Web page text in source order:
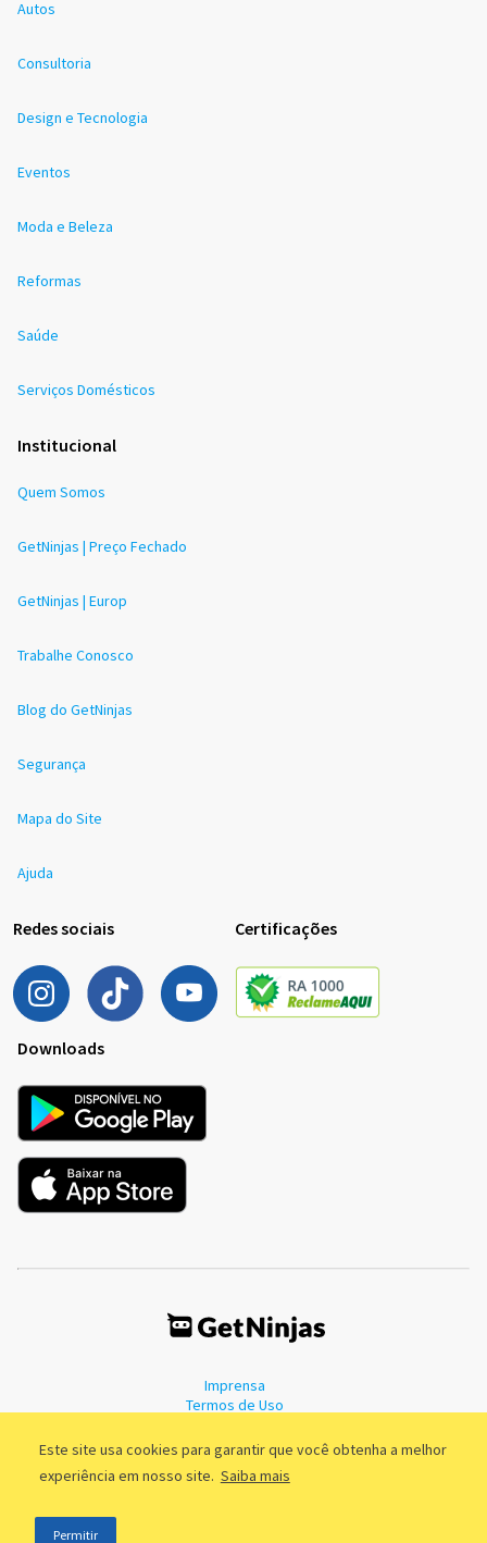
Este site usa cookies para garantir que você obtenha a melhor
experiência em nosso site. Saiba mais
Permitir
Autos
Consultoria
Design e Tecnologia
Eventos
Moda e Beleza
Reformas
Saúde
Serviços Domésticos
Institucional
Quem Somos
GetNinjas | Preço Fechado
GetNinjas | Europ
Trabalhe Conosco
Blog do GetNinjas
Segurança
Mapa do Site
Ajuda
Redes sociais Certificações
Downloads
Imprensa
Termos de Uso
©2011 - 2026, GetNinjas LTDA. CNPJ 55.744.877/0001-89 - Rua Dr.
Fernandes Coelho, 85 - 3º andar - São Paulo/SP - Brasil